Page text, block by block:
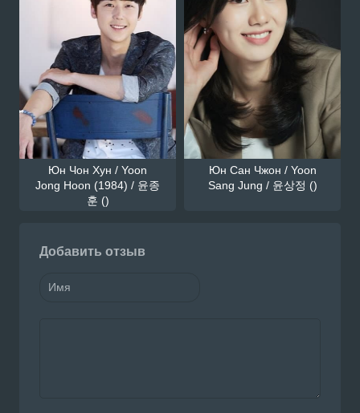
Юн Чон Хун / Yoon
Jong Hoon (1984) / 윤종
훈 ()
Юн Сан Чжон / Yoon
Sang Jung / 윤상정 ()
Добавить отзыв